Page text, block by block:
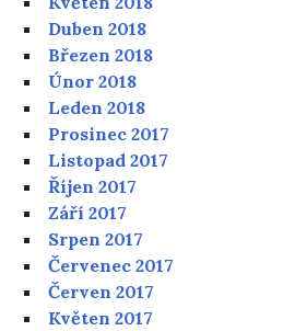
Duben 2018
Březen 2018
Únor 2018
Leden 2018
Prosinec 2017
Listopad 2017
Říjen 2017
Září 2017
Srpen 2017
Červenec 2017
Červen 2017
Květen 2017